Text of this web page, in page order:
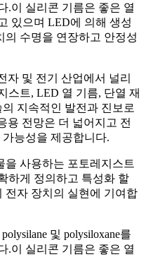
.이 실리콘 기름은 좋은 열
있으며 LED에 의해 생성
의 수명을 연장하고 안정성
자 및 전기 산업에서 널리
스트, LED 열 기름, 단열 재
지속적인 발전과 진보로
용 전망은 더 넓어지고 전
능성을 제공합니다.
을 사용하는 포토레지스트
하게 정의하고 특성화 할
전자 장치의 실현에 기여합
및 polysiloxane를
.이 실리콘 기름은 좋은 열